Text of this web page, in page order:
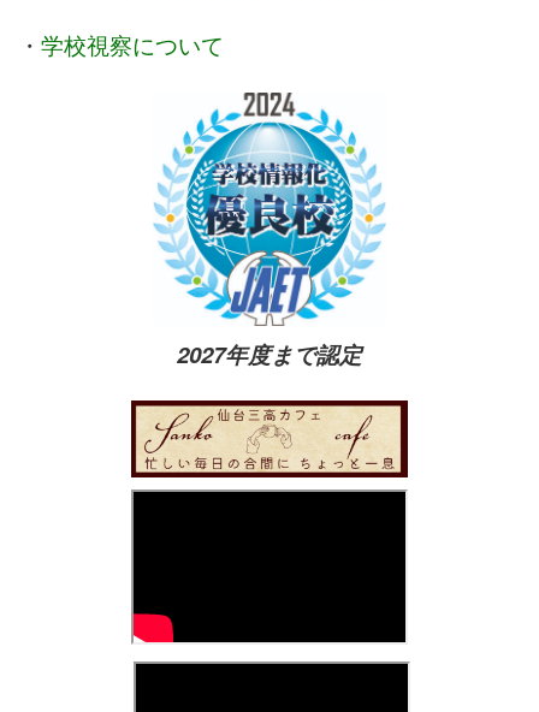
・ 学校視察について
2027年度まで認定